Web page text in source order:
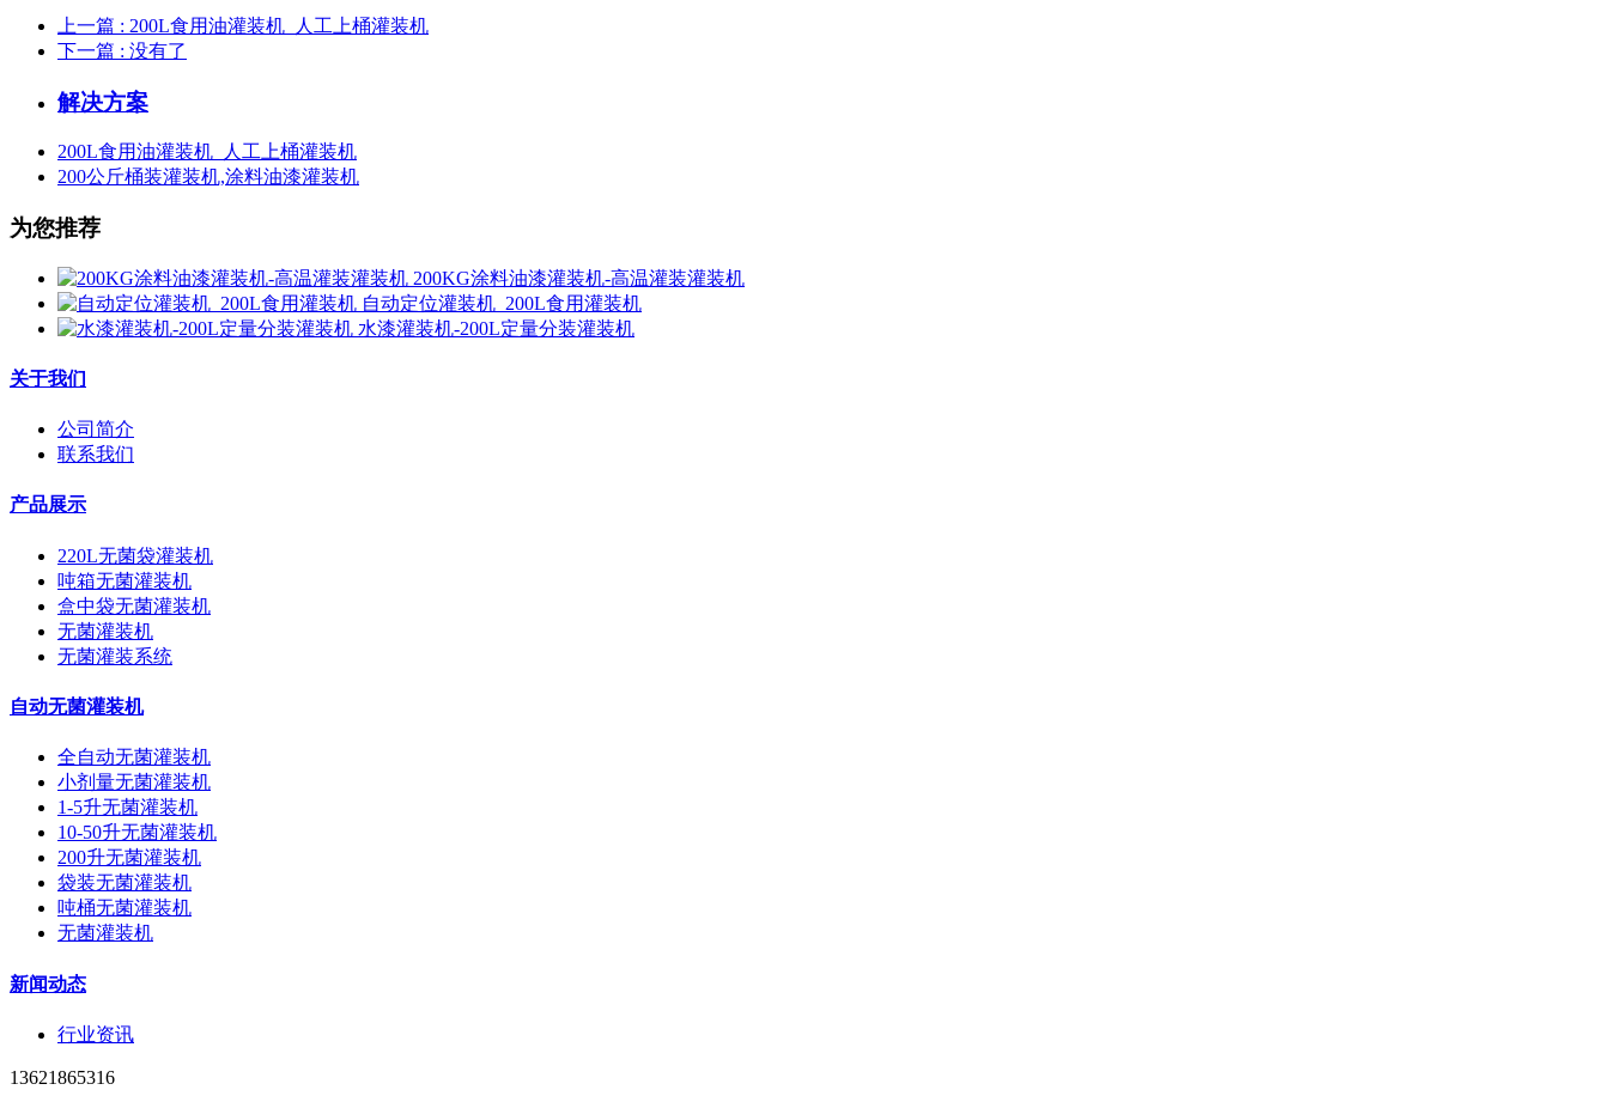
上一篇 : 200L食用油灌装机_人工上桶灌装机
下一篇 : 没有了
解决方案
200L食用油灌装机_人工上桶灌装机
200公斤桶装灌装机,涂料油漆灌装机
为您推荐
200KG涂料油漆灌装机-高温灌装灌装机
自动定位灌装机_200L食用灌装机
水漆灌装机-200L定量分装灌装机
关于我们
公司简介
联系我们
产品展示
220L无菌袋灌装机
吨箱无菌灌装机
盒中袋无菌灌装机
无菌灌装机
无菌灌装系统
自动无菌灌装机
全自动无菌灌装机
小剂量无菌灌装机
1-5升无菌灌装机
10-50升无菌灌装机
200升无菌灌装机
袋装无菌灌装机
吨桶无菌灌装机
无菌灌装机
新闻动态
行业资讯
13621865316